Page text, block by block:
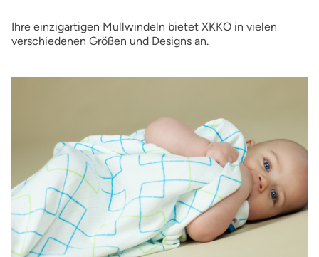
Ihre einzigartigen Mullwindeln bietet XKKO in vielen
verschiedenen Größen und Designs an.